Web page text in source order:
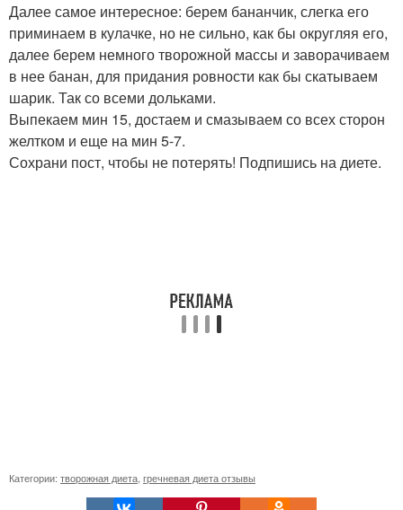
Далее самое интересное: берем бананчик, слегка его
приминаем в кулачке, но не сильно, как бы округляя его,
далее берем немного творожной массы и заворачиваем
в нее банан, для придания ровности как бы скатываем
шарик. Так со всеми дольками.
Выпекаем мин 15, достаем и смазываем со всех сторон
желтком и еще на мин 5-7.
Сохрани пост, чтобы не потерять! Подпишись на диете.
Категории: творожная диета гречневая диета отзывы